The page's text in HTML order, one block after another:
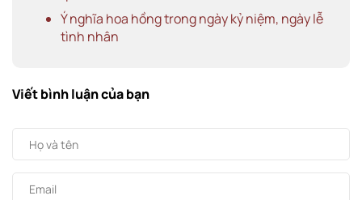
Ý nghĩa hoa hồng trong ngày kỷ niệm, ngày lễ
tình nhân
Viết bình luận của bạn